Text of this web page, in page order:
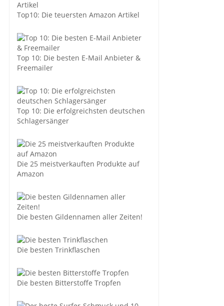
Top10: Die teuersten Amazon Artikel
Top 10: Die besten E-Mail Anbieter &
Freemailer
Top 10: Die erfolgreichsten deutschen
Schlagersänger
Die 25 meistverkauften Produkte auf
Amazon
Die besten Gildennamen aller Zeiten!
Die besten Trinkflaschen
Die besten Bitterstoffe Tropfen